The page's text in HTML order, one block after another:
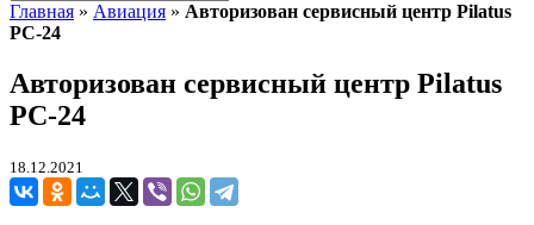
Главная » Авиация » Авторизован сервисный центр Pilatus
PC-24
Авторизован сервисный центр Pilatus
PC-24
18.12.2021